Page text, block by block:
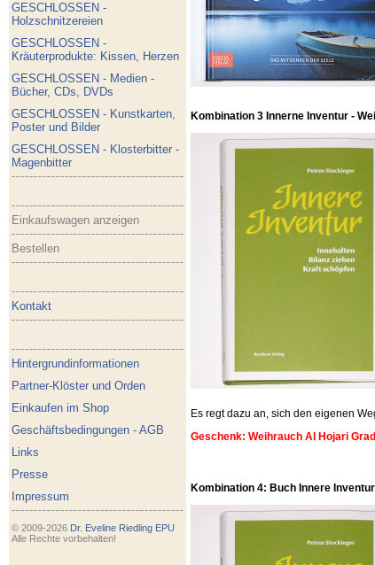
GESCHLOSSEN -
Holzschnitzereien
GESCHLOSSEN -
Kräuterprodukte: Kissen, Herzen
GESCHLOSSEN - Medien -
Bücher, CDs, DVDs
GESCHLOSSEN - Kunstkarten,
Poster und Bilder
GESCHLOSSEN - Klosterbitter -
Magenbitter
Einkaufswagen anzeigen
Bestellen
Kontakt
Hintergrundinformationen
Partner-Klöster und Orden
Einkaufen im Shop
Geschäftsbedingungen - AGB
Links
Presse
Impressum
© 2009-2026 Dr. Eveline Riedling EPU
Alle Rechte vorbehalten!
Kombination 3 Innerne Inventur -
Es regt dazu an, sich den eigenen
Geschenk: Weihrauch Al Hojari
Kombination 4: Buch Innere